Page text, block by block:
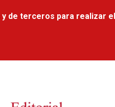
de terceros para realizar